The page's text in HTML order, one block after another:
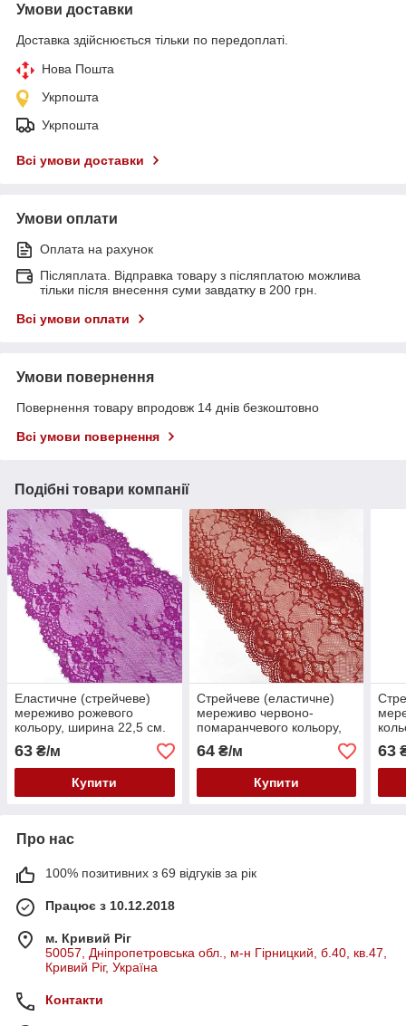
Умови доставки
Доставка здійснюється тільки по передоплаті.
Нова Пошта
Укрпошта
Укрпошта
Всі умови доставки
Умови оплати
Оплата на рахунок
Післяплата. Відправка товару з післяплатою можлива
тільки після внесення суми завдатку в 200 грн.
Всі умови оплати
Умови повернення
Повернення товару впродовж 14 днів безкоштовно
Всі умови повернення
Подібні товари компанії
Еластичне (стрейчеве)
мереживо рожевого
кольору, ширина 22,5 см.
63 ₴/м
Купити
Стрейчеве (еластичне)
мереживо червоно-
помаранчевого кольору,
ширина 22 см.
64₴/м
Купити
63
Про нас
100% позитивних з 69 відгуків за рік
Працює з 10.12.2018
м. Кривий Ріг
50057, Дніпропетровська обл., м-н Гірницкий, б.40, кв.47,
Кривий Ріг, Україна
Контакти